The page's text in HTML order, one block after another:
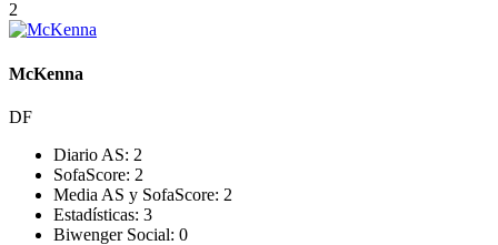
2
McKenna
DF
Diario AS: 2
SofaScore: 2
Media AS y SofaScore: 2
Estadísticas: 3
Biwenger Social: 0